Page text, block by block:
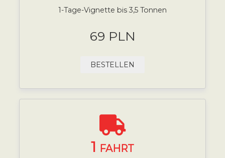
1-Tage-Vignette bis 3,5 Tonnen
69 PLN
BESTELLEN
1 FAHRT